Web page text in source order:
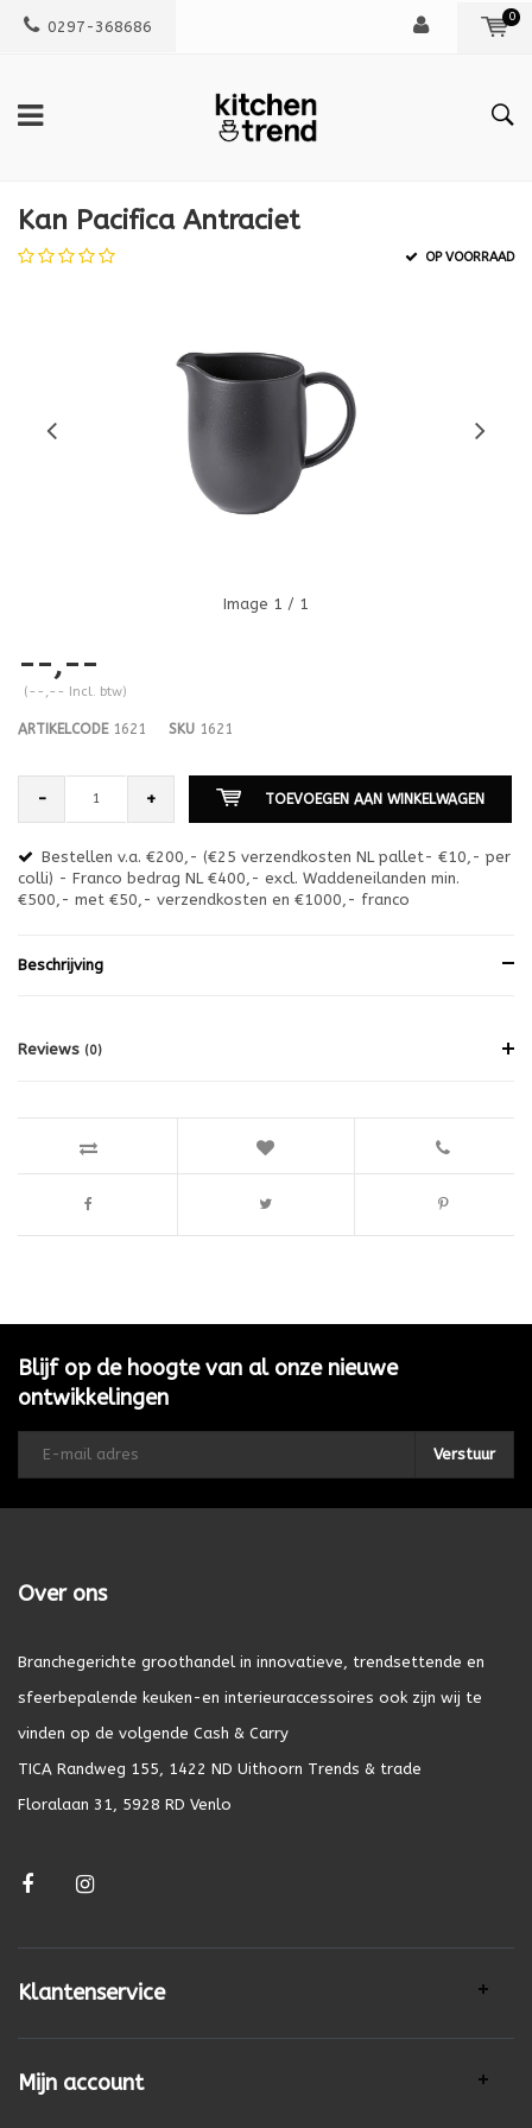
0297-368686
0
Kan Pacifica Antraciet
OP VOORRAAD
Image 1 / 1
--,--
(--,-- Incl. btw)
ARTIKELCODE1621 SKU 1621
- + TOEVOEGEN AAN WINKELWAGEN
Bestellen v.a. €200,- (€25 verzendkosten NL pallet- €10,- per
colli) - Franco bedrag NL €400,- excl. Waddeneilanden min.
€500,- met €50,- verzendkosten en €1000,- franco
Beschrijving
Reviews (0)
Blijf op de hoogte van al onze nieuwe
ontwikkelingen
Verstuur
Over ons
Branchegerichte groothandel in innovatieve, trendsettende en
sfeerbepalende keuken-en interieuraccessoires ook zijn wij te
vinden op de volgende Cash & Carry
TICA Randweg 155, 1422 ND Uithoorn Trends & trade
Floralaan 31, 5928 RD Venlo
Klantenservice
Mijn account